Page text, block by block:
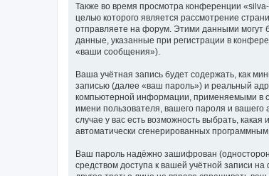
Также во время просмотра конференции
целью которого является рассмотрение
отправляете на форум. Этими данными
данные, указанные при регистрации в
«ваши сообщения»).
Ваша учётная запись будет содержать, как
записью (далее «ваш пароль») и реальный
компьютерной информации, применяемыми в
имени пользователя, вашего пароля и
случае у вас есть возможность выбрать,
автоматически сгенерированных
Ваш пароль надёжно зашифрован
средством доступа к вашей учётной записи